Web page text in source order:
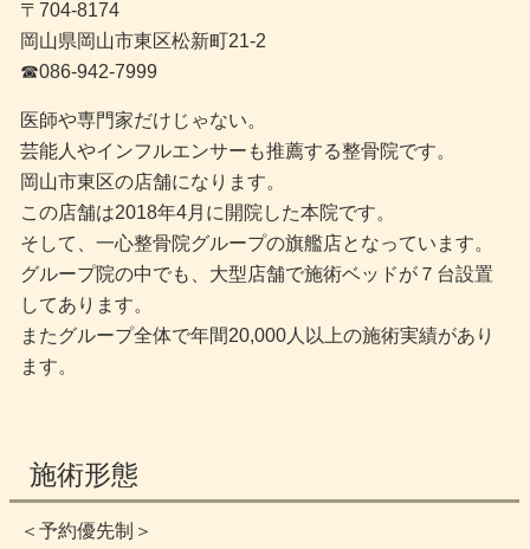
〒704-8174
岡山県岡山市東区松新町21-2
☎︎086-942-7999
医師や専門家だけじゃない。
芸能人やインフルエンサーも推薦する整骨院です。
岡山市東区の店舗になります。
この店舗は2018年4月に開院した本院です。
そして、一心整骨院グループの旗艦店となっています。
グループ院の中でも、大型店舗で施術ベッドが７台設置
してあります。
またグループ全体で年間20,000人以上の施術実績があり
ます。
施術形態
＜予約優先制＞